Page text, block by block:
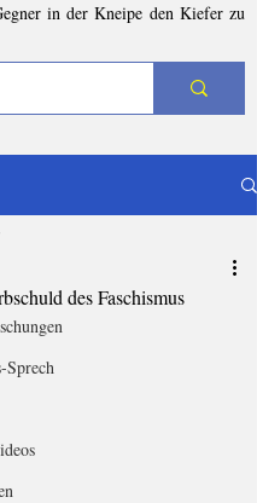
in der Kneipe den Kiefer zu
Sprech
des Faschismus